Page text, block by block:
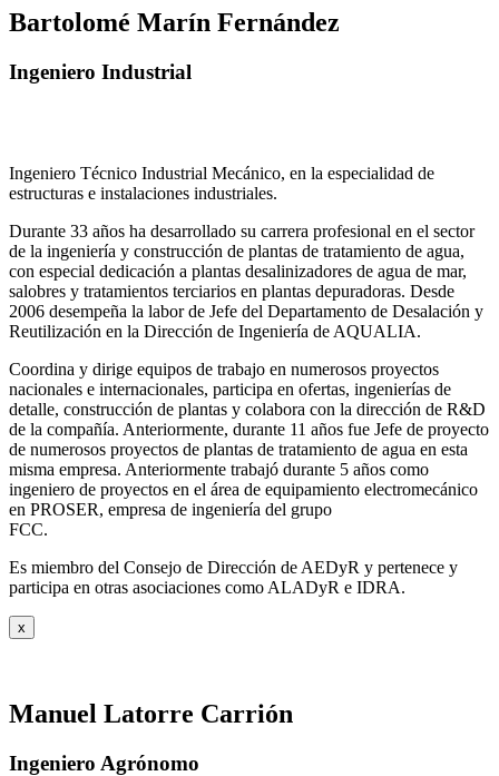
Bartolomé Marín Fernández
Ingeniero Industrial
Ingeniero Técnico Industrial Mecánico, en la especialidad de
estructuras e instalaciones industriales.
Durante 33 años ha desarrollado su carrera profesional en el sector
de la ingeniería y construcción de plantas de tratamiento de agua,
con especial dedicación a plantas desalinizadores de agua de mar,
salobres y tratamientos terciarios en plantas depuradoras. Desde
2006 desempeña la labor de Jefe del Departamento de Desalación y
Reutilización en la Dirección de Ingeniería de AQUALIA.
Coordina y dirige equipos de trabajo en numerosos proyectos
nacionales e internacionales, participa en ofertas, ingenierías de
detalle, construcción de plantas y colabora con la dirección de R&D
de la compañía. Anteriormente, durante 11 años fue Jefe de proyecto
de numerosos proyectos de plantas de tratamiento de agua en esta
misma empresa. Anteriormente trabajó durante 5 años como
ingeniero de proyectos en el área de equipamiento electromecánico
en PROSER, empresa de ingeniería del grupo
FCC.
Es miembro del Consejo de Dirección de AEDyR y pertenece y
participa en otras asociaciones como ALADyR e IDRA.
x
Manuel Latorre Carrión
Ingeniero Agrónomo